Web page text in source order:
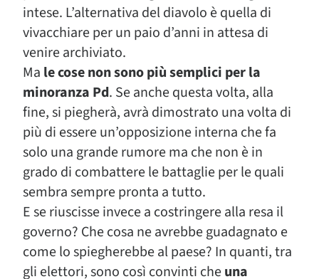
intese. L’alternativa del diavolo è quella di
vivacchiare per un paio d’anni in attesa di
venire archiviato.
Ma le cose non sono più semplici per la
minoranza Pd. Se anche questa volta, alla
fine, si piegherà, avrà dimostrato una volta di
più di essere un’opposizione interna che fa
solo una grande rumore ma che non è in
grado di combattere le battaglie per le quali
sembra sempre pronta a tutto.
E se riuscisse invece a costringere alla resa il
governo? Che cosa ne avrebbe guadagnato e
come lo spiegherebbe al paese? In quanti, tra
gli elettori, sono così convinti cheuna